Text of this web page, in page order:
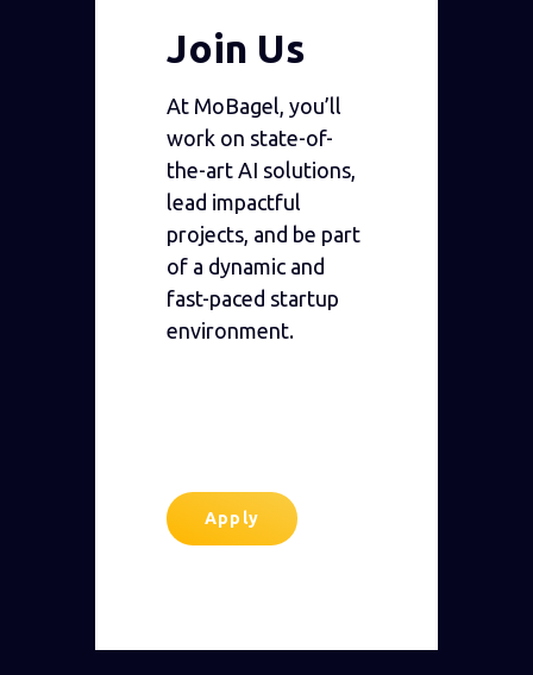
Join Us
At MoBagel, you’ll
work on state-of-
the-art AI solutions,
lead impactful
projects, and be part
of a dynamic and
fast-paced startup
environment.
Apply